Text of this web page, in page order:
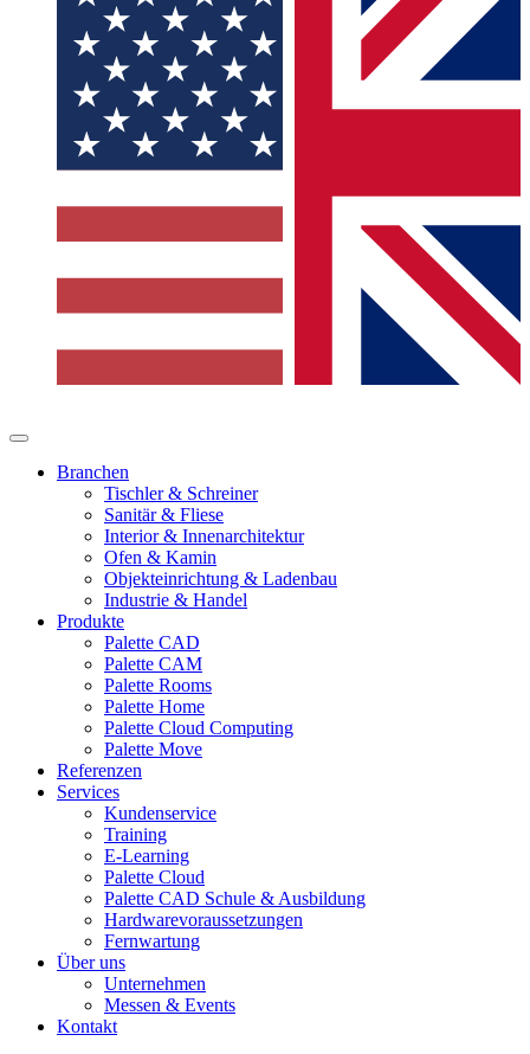
Branchen
Tischler & Schreiner
Sanitär & Fliese
Interior & Innenarchitektur
Ofen & Kamin
Objekteinrichtung & Ladenbau
Industrie & Handel
Produkte
Palette CAD
Palette CAM
Palette Rooms
Palette Home
Palette Cloud Computing
Palette Move
Referenzen
Services
Kundenservice
Training
E-Learning
Palette Cloud
Palette CAD Schule & Ausbildung
Hardwarevoraussetzungen
Fernwartung
Über uns
Unternehmen
Messen & Events
Kontakt